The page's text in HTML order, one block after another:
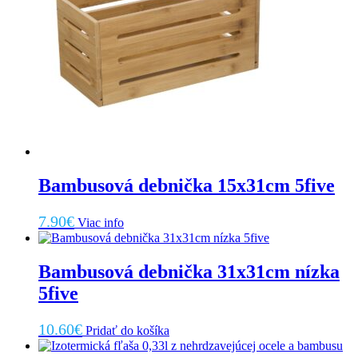
Bambusová debnička 15x31cm 5five
7.90€ Viac info
Bambusová debnička 31x31cm nízka
5five
10.60€ Pridať do košíka